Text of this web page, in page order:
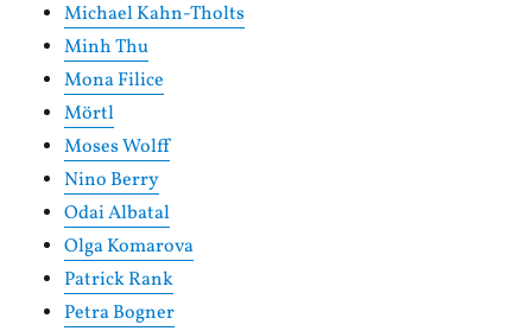
Michael Kahn-Tholts
Minh Thu
Mona Filice
Mörtl
Moses Wolff
Nino Berry
Odai Albatal
Olga Komarova
Patrick Rank
Petra Bogner